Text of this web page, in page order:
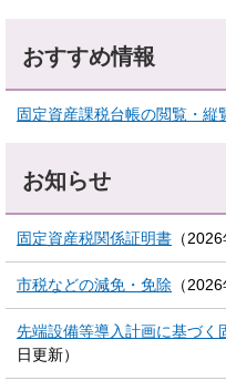
おすすめ情報
固定資産課税台帳の閲覧・縦
お知らせ
固定資産税関係証明書 （
市税などの減免・免除 （
先端設備等導入計画に基づく
日更新）